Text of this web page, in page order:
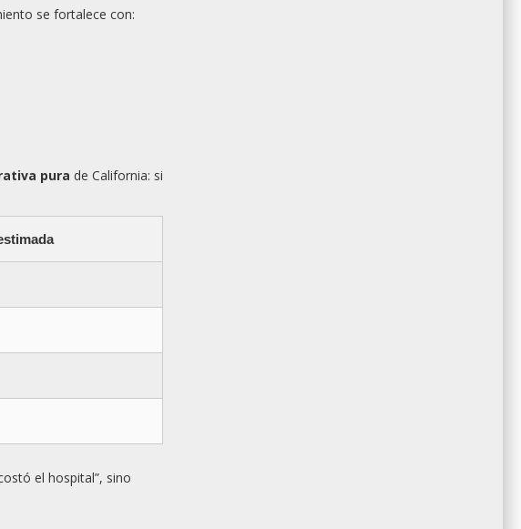
se fortalece con:
pura de California: si
el hospital”, sino